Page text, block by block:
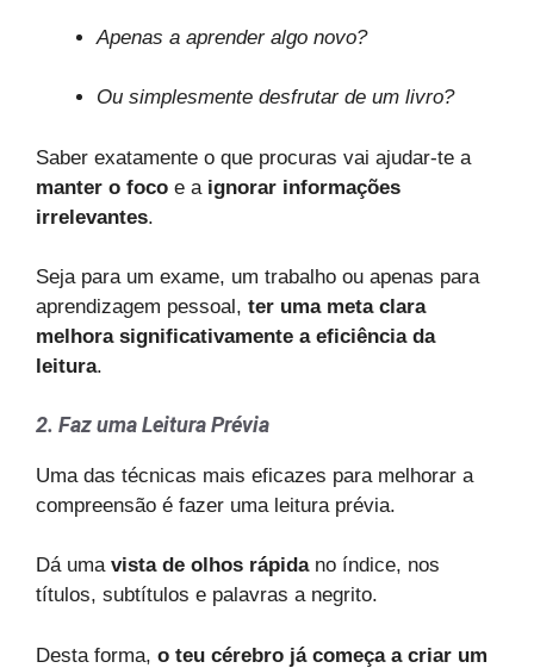
Apenas a aprender algo novo?
Ou simplesmente desfrutar de um livro?
Saber exatamente o que procuras vai ajudar-te a
manter o foco e a ignorar informações
irrelevantes.
Seja para um exame, um trabalho ou apenas para
aprendizagem pessoal, ter uma meta clara
melhora significativamente a eficiência da
leitura.
2. Faz uma Leitura Prévia
Uma das técnicas mais eficazes para melhorar a
compreensão é fazer uma leitura prévia.
Dá uma vista de olhos rápida no índice, nos
títulos, subtítulos e palavras a negrito.
Desta forma, o teu cérebro já começa a criar um